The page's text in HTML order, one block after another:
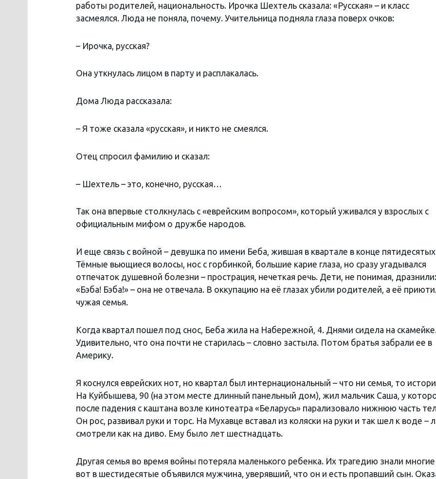
работы родителей, национальность. Ирочка Шехтель сказала: «Русская» – и класс
засмеялся. Люда не поняла, почему. Учительница подняла глаза поверх очков:
– Ирочка, русская?
Она уткнулась лицом в парту и расплакалась.
Дома Люда рассказала:
– Я тоже сказала «русская», и никто не смеялся.
Отец спросил фамилию и сказал:
– Шехтель – это, конечно, русская…
Так она впервые столкнулась с «еврейским вопросом», который уживался у взрослых с
официальным мифом о дружбе народов.
И еще связь с войной – девушка по имени Беба, жившая в квартале в конце
Тёмные вьющиеся волосы, нос с горбинкой, большие карие глаза, но сразу угадывался
отпечаток душевной болезни – прострация, нечеткая речь. Дети, не понимая, дразнили:
«Бэба! Бэба!» – она не отвечала. В оккупацию на её глазах убили родителей, а её
чужая семья.
Когда квартал пошел под снос, Беба жила на Набережной, 4. Днями сидела на
Удивительно, что она почти не старилась – словно застыла. Потом братья забрали ее в
Америку.
Я коснулся еврейских нот, но квартал был интернациональный – что ни семья, то
На Куйбышева, 90 (на этом месте длинный панельный дом), жил мальчик Саша, у
после падения с каштана возле кинотеатра «Беларусь» парализовало нижнюю часть
Он рос, развивал руки и торс. На Мухавце вставал из коляски на руки и так шел к воде –
смотрели как на диво. Ему было лет шестнадцать.
Другая семья во время войны потеряла маленького ребенка. Их трагедию знали многие
вот в шестидесятые объявился мужчина, уверявший, что он и есть пропавший сын.